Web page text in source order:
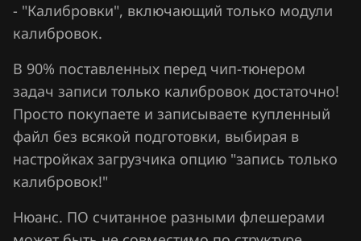
Peugeot
Renault
Saab
Seat
SGMW
- "Калибровки", включающий только модули
калибровок.
В 90% поставленных перед чип-тюнером
задач записи только калибровок достаточно!
Просто покупаете и записываете купленный
файл без всякой подготовки, выбирая в
настройках загрузчика опцию "запись только
калибровок!"
Нюанс. ПО считанное разными флешерами